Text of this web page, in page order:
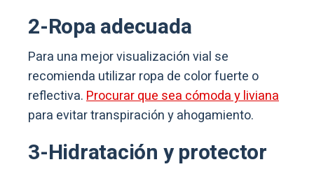
2-Ropa adecuada
Para una mejor visualización vial se
recomienda utilizar ropa de color fuerte o
reflectiva.Procurar que sea cómoda y liviana
para evitar transpiración y ahogamiento.
3-Hidratación y protector